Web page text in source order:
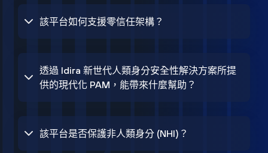
該平台如何支援零信任架構？
透過 Idira 新世代人類身分安全性解決方案所提
供的現代化 PAM，能帶來什麼幫助？
該平台是否保護非人類身分 (NHI)？